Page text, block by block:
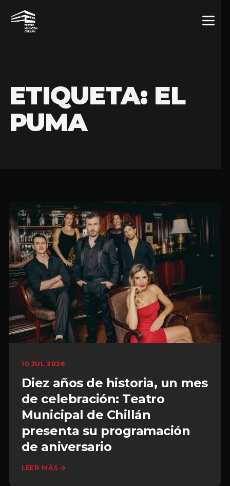
ETIQUETA: EL
PUMA
10 JUL 2026
Diez años de historia, un mes
de celebración: Teatro
Municipal de Chillán
presenta su programación
de aniversario
LEER MÁS